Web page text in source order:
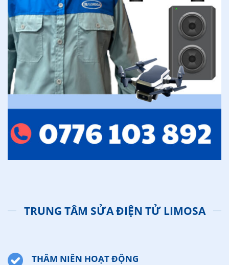
TRUNG TÂM SỬA ĐIỆN TỬ LIMOSA
THÂM NIÊN HOẠT ĐỘNG